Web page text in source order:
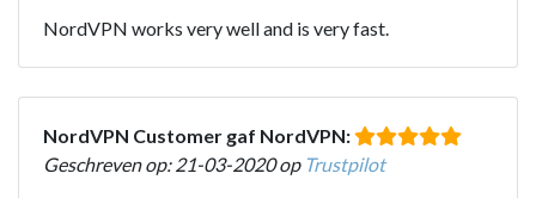
NordVPN works very well and is very fast.
NordVPN Customer gaf NordVPN:
Geschreven op: 21-03-2020 op Trustpilot